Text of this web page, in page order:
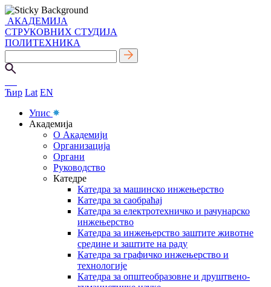
АКАДЕМИЈА
СТРУКОВНИХ СТУДИЈА
ПОЛИТЕХНИКА
Ћир Lat EN
Упис
Академија
О Академији
Организација
Органи
Руководство
Катедре
Катедра за машинско инжењерство
Катедра за саобраћај
Катедра за електротехничко и рачунарско
инжењерство
Катедра за инжењерство заштите животне
средине и заштите на раду
Катедра за графичко инжењерство и
технологије
Катедра за општеобразовне и друштвено-